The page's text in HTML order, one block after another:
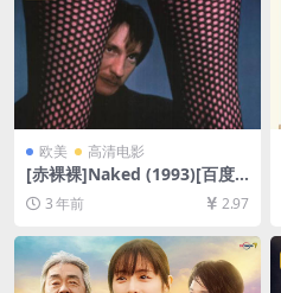
欧美 高清电影
[赤裸裸]Naked (1993)[百度
网盘+夸克网盘1080P超清未
删减资源][网盘在线播放/下
3 年前 2.97